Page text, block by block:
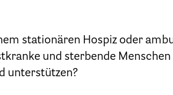
Geschäftsstelle des
stationären Hospiz oder
und sterbende Menschen
unterstützen?